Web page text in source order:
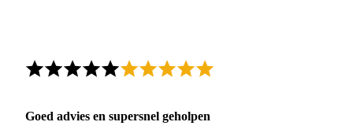
Goed advies en supersnel geholpen